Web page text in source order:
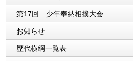
第17回 少年奉納相撲大会
お知らせ
歴代横綱一覧表